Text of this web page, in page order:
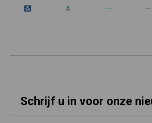
Schrijf u in voor onze